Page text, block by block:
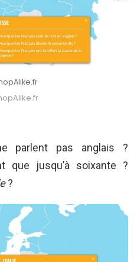
parlent pas anglais ?
que jusqu’à soixante ?
?